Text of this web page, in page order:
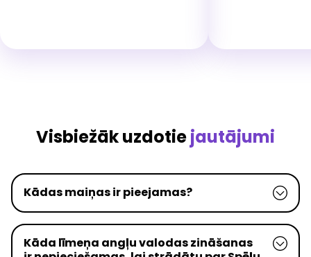
Visbiežāk uzdotiejautājumi
Kādas maiņas ir pieejamas?
Kāda līmeņa angļu valodas zināšanas